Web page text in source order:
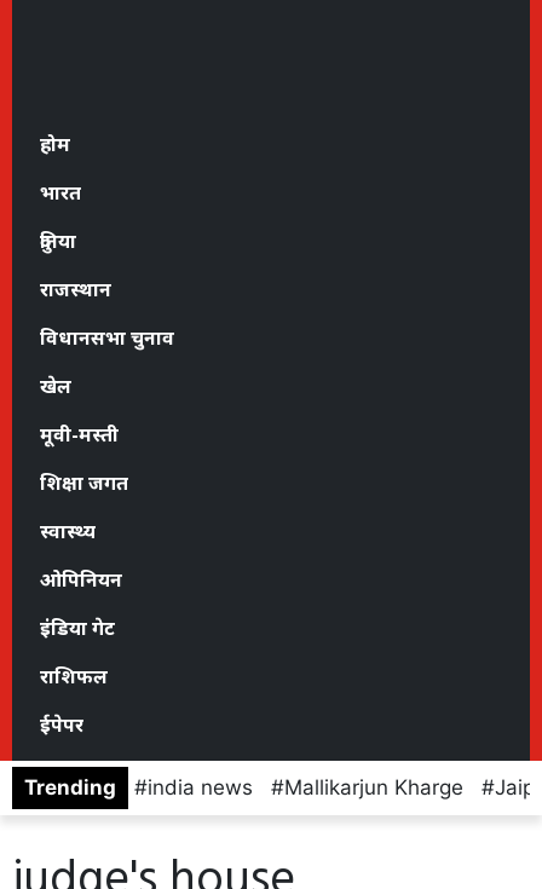
होम
भारत
दुनिया
राजस्थान
विधानसभा चुनाव
खेल
मूवी-मस्ती
शिक्षा जगत
स्वास्थ्य
ओपिनियन
इंडिया गेट
राशिफल
ईपेपर
Trending india news Mallikarjun Kharge